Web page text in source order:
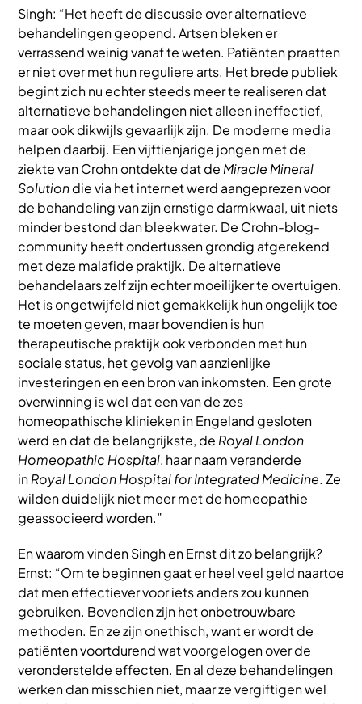
Singh: “Het heeft de discussie over alternatieve
behandelingen geopend. Artsen bleken er
verrassend weinig vanaf te weten. Patiënten praatten
er niet over met hun reguliere arts. Het brede publiek
begint zich nu echter steeds meer te realiseren dat
alternatieve behandelingen niet alleen ineffectief,
maar ook dikwijls gevaarlijk zijn. De moderne media
helpen daarbij. Een vijftienjarige jongen met de
ziekte van Crohn ontdekte dat de Miracle Mineral
Solutiondie via het internet werd aangeprezen voor
de behandeling van zijn ernstige darmkwaal, uit niets
minder bestond dan bleekwater. De Crohn-blog-
community heeft ondertussen grondig afgerekend
met deze malafide praktijk. De alternatieve
behandelaars zelf zijn echter moeilijker te overtuigen.
Het is ongetwijfeld niet gemakkelijk hun ongelijk toe
te moeten geven, maar bovendien is hun
therapeutische praktijk ook verbonden met hun
sociale status, het gevolg van aanzienlijke
investeringen en een bron van inkomsten. Een grote
overwinning is wel dat een van de zes
homeopathische klinieken in Engeland gesloten
werd en dat de belangrijkste, de Royal London
Homeopathic Hospital, haar naam veranderde
inRoyal London Hospital for Integrated Medicine. Ze
wilden duidelijk niet meer met de homeopathie
geassocieerd worden.”
En waarom vinden Singh en Ernst dit zo belangrijk?
Ernst: “Om te beginnen gaat er heel veel geld naartoe
dat men effectiever voor iets anders zou kunnen
gebruiken. Bovendien zijn het onbetrouwbare
methoden. En ze zijn onethisch, want er wordt de
patiënten voortdurend wat voorgelogen over de
veronderstelde effecten. En al deze behandelingen
werken dan misschien niet, maar ze vergiftigen wel